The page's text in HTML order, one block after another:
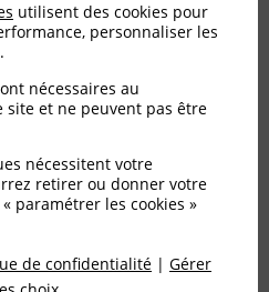
tout
home!
le05/06/2025)
mobil-home pour vos
utilisent des cookies pour
personnaliser les
nécessaires au
et ne peuvent pas être
nécessitent votre
retirer ou donner votre
paramétrer les cookies »
de confidentialité | Gérer